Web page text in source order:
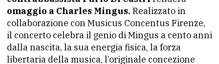
omaggio a Charles Mingus. Realizzato in
collaborazione con Musicus Concentus Firenze,
il concerto celebra il genio di Mingus a cento anni
dalla nascita, la sua energia fisica, la forza
libertaria della musica, l’originale concezione